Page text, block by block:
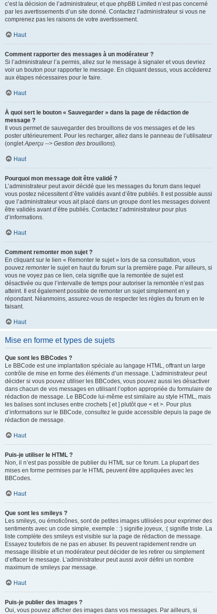
c’est la décision de l’administrateur, et que phpBB Limited n’est pas concerné
par les avertissements d’un site donné. Contactez l’administrateur si vous ne
comprenez pas les raisons de votre avertissement.
Haut
Comment rapporter des messages à un modérateur ?
Si l’administrateur l’a permis, allez sur le message à signaler et vous devriez
voir un bouton pour rapporter le message. En cliquant dessus, vous accéderez
aux étapes nécessaires pour le faire.
Haut
À quoi sert le bouton « Sauvegarder » dans la page de rédaction de
message ?
Il vous permet de sauvegarder des brouillons de vos messages et de les
poster ultérieurement. Pour les recharger, allez dans le panneau de l’utilisateur
(ongletAperçu --> Gestion des brouillons).
Haut
Pourquoi mon message doit être validé ?
L’administrateur peut avoir décidé que les messages du forum dans lequel
vous postez nécessitent d’être validés avant d’être publiés. Il est possible aussi
que l’administrateur vous ait placé dans un groupe dont les messages doivent
être validés avant d’être publiés. Contactez l’administrateur pour plus
d’informations.
Haut
Comment remonter mon sujet ?
En cliquant sur le lien « Remonter le sujet » lors de sa consultation, vous
pouvez remonterle sujet en haut du forum sur la première page. Par ailleurs, si
vous ne voyez pas ce lien, cela signifie que la remontée de sujet est
désactivée ou que l’intervalle de temps pour autoriser la remontée n’est pas
atteint. Il est également possible de remonter un sujet simplement en y
répondant. Néanmoins, assurez-vous de respecter les règles du forum en le
faisant.
Haut
Mise en forme et types de sujets
Que sont les BBCodes ?
Le BBCode est une implantation spéciale au langage HTML, offrant un large
contrôle de mise en forme des éléments d’un message. L’administrateur peut
décider si vous pouvez utiliser les BBCodes, vous pouvez aussi les désactiver
dans chacun de vos messages en utilisant l’option appropriée du formulaire de
rédaction de message. Le BBCode lui-même est similaire au style HTML, mais
les balises sont incluses entre crochets [ et ] plutôt que < et >. Pour plus
d’informations sur le BBCode, consultez le guide accessible depuis la page de
rédaction de message.
Haut
Puis-je utiliser le HTML ?
Non, il n’est pas possible de publier du HTML sur ce forum. La plupart des
mises en forme permises par le HTML peuvent être appliquées avec les
BBCodes.
Haut
Que sont les smileys ?
Les smileys, ou émoticônes, sont de petites images utilisées pour exprimer des
sentiments avec un code simple, exemple : :) signifie joyeux, :( signifie triste. La
liste complète des smileys est visible sur la page de rédaction de message.
Essayez toutefois de ne pas en abuser. Ils peuvent rapidement rendre un
message illisible et un modérateur peut décider de les retirer ou simplement
d’effacer le message. L’administrateur peut aussi avoir défini un nombre
maximum de smileys par message.
Haut
Puis-je publier des images ?
Oui, vous pouvez afficher des images dans vos messages. Par ailleurs, si